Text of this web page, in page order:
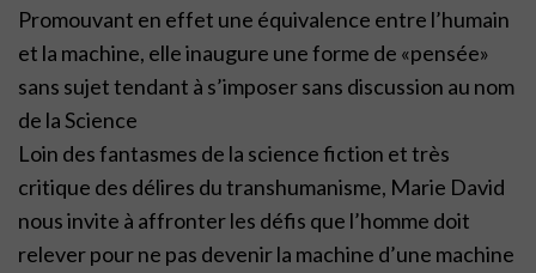
Promouvant en effet une équivalence entre l’humain
et la machine, elle inaugure une forme de «pensée»
sans sujet tendant à s’imposer sans discussion au nom
de la Science
Loin des fantasmes de la science fiction et très
critique des délires du transhumanisme, Marie David
nous invite à affronter les défis que l’homme doit
relever pour ne pas devenir la machine d’une machine